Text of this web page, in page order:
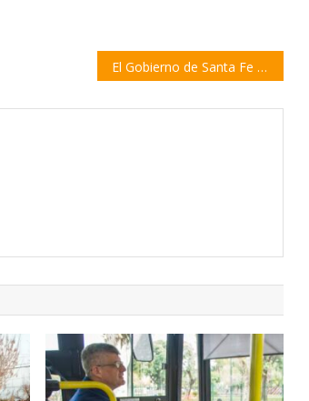
El Gobierno de Santa Fe lanzó medidas para cooperativas y Pymes